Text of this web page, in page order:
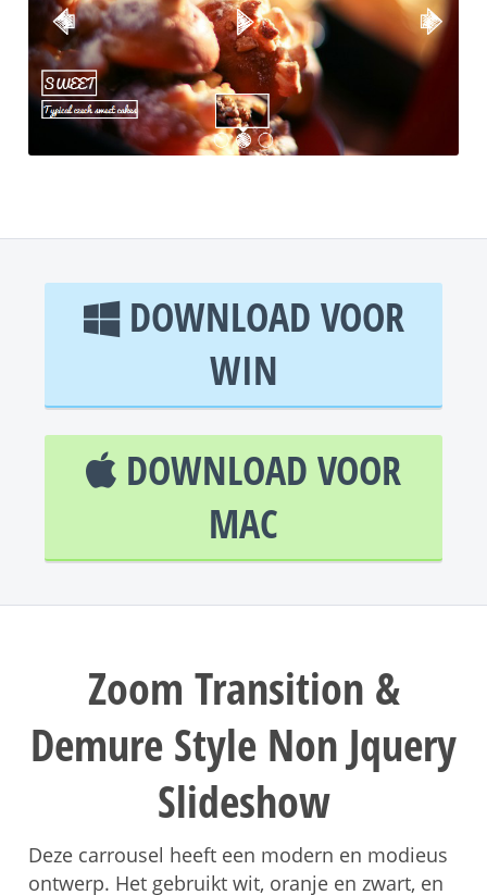
DOWNLOAD VOOR
WIN
DOWNLOAD VOOR
MAC
Zoom Transition &
Demure Style Non Jquery
Slideshow
Deze carrousel heeft een modern en modieus
ontwerp. Het gebruikt wit, oranje en zwart, en